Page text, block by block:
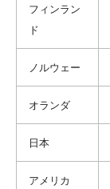
フィンラン
ド
ノルウェー
オランダ
日本
アメリカ